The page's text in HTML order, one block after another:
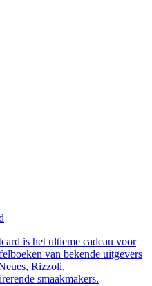
is het ultieme cadeau voor
van bekende uitgevers
Rizzoli,
smaakmakers.